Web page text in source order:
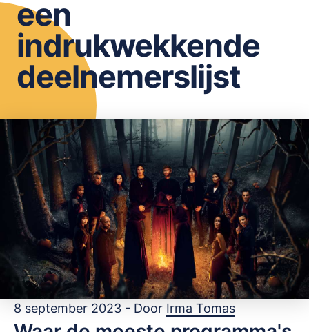
een
indrukwekkende
deelnemerslijst
8 september 2023 - Door Irma Tomas